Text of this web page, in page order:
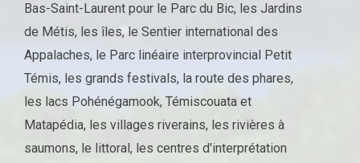
Bas-Saint-Laurent pour le Parc du Bic, les Jardins
de Métis, les îles, le Sentier international des
Appalaches, le Parc linéaire interprovincial Petit
Témis, les grands festivals, la route des phares,
les lacs Pohénégamook, Témiscouata et
Matapédia, les villages riverains, les rivières à
saumons, le littoral, les centres d'interprétation